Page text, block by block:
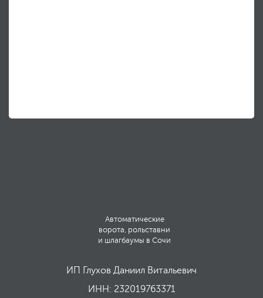
Автоматические
ворота, рольставни
и шлагбаумы в Сочи
ИП Глухов Даниил Витальевич
ИНН: 232019763371